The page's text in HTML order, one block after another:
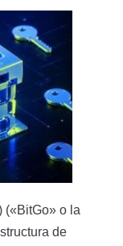
(«BitGo» o la
de